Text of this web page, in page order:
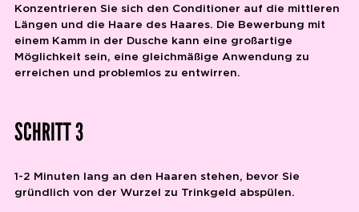
Konzentrieren Sie sich den Conditioner auf die mittleren
Längen und die Haare des Haares. Die Bewerbung mit
einem Kamm in der Dusche kann eine großartige
Möglichkeit sein, eine gleichmäßige Anwendung zu
erreichen und problemlos zu entwirren.
SCHRITT 3
1-2 Minuten lang an den Haaren stehen, bevor Sie
gründlich von der Wurzel zu Trinkgeld abspülen.